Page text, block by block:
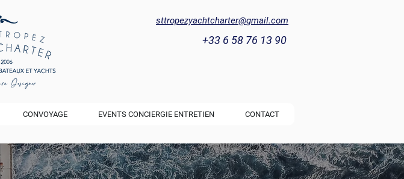
sttropezyachtcharter@gmail.com
+33 6 58 76 13 90
CONVOYAGE EVENTS CONCIERGIE ENTRETIEN CONTACT